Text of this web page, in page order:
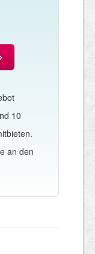
10
an den